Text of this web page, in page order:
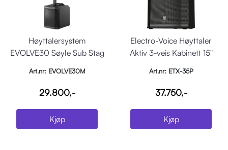
Høyttalersystem
EVOLVE30 Søyle Sub Stag
Art.nr: EVOLVE30M
29.800,-
Kjøp
Electro-Voice Høyttaler
Aktiv 3-veis Kabinett 15"
Art.nr: ETX-35P
37.750,-
Kjøp